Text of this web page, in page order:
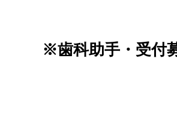
※歯科助手・受付